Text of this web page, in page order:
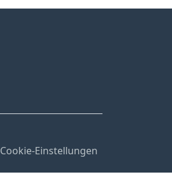
Cookie-Einstellungen